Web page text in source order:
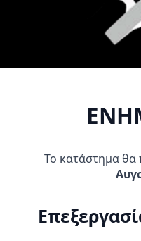
ΜΠΡΕΛΟΚ YAMAHA XMAX
Προσθήκη Στο
Καλάθι
Το κατάστημα θα